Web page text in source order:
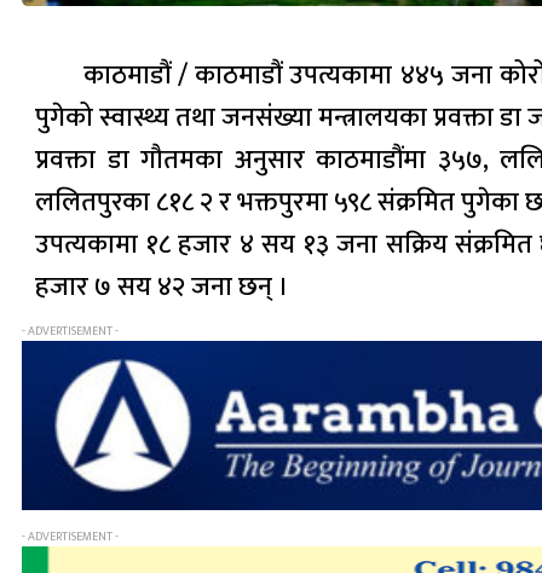
काठमाडौं / काठमाडौं उपत्यकामा ४४५ जना
पुगेको स्वास्थ्य तथा जनसंख्या मन्त्रालयका प्रवक्ता
प्रवक्ता डा गौतमका अनुसार काठमाडौंमा ३५७,
ललितपुरका ८१८ २ र भक्तपुरमा ५९८ संक्रमित पुगेका
उपत्यकामा १८ हजार ४ सय १३ जना सक्रिय
हजार ७ सय ४२ जना छन् ।
- ADVERTISEMENT -
- ADVERTISEMENT -